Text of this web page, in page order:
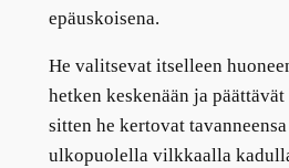
epäuskoisena.
He valitsevat itselleen
hetken keskenään ja
sitten he kertovat
ulkopuolella vilkkaalla